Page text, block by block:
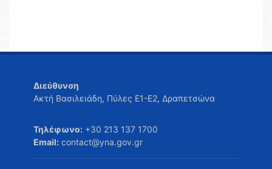
Διεύθυνση
Ακτή Βασιλειάδη, Πύλες Ε1-Ε2, Δραπετσώνα
Τηλέφωνο: +30 213 137 1700
Email: contact@yna.gov.gr